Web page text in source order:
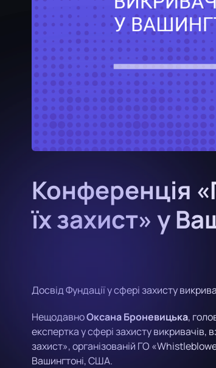
Конференція
їх захист» у
Досвід Фундації у сфері захисту
НещодавноОксана Броневицька,
експертка у сфері захисту викривачів,
захист», організованій ГО
Вашингтоні, США.